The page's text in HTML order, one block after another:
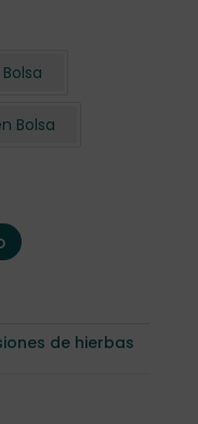
Bolsa
de hierbas